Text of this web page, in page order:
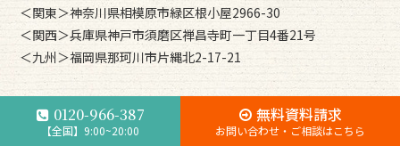
0120-966-387
【全国】9:00~20:00
無料資料請求
お問い合わせ・ご相談はこちら
＜関東＞神奈川県相模原市緑区根小屋2966-30
＜関西＞兵庫県神戸市須磨区禅昌寺町一丁目4番21号
＜九州＞福岡県那珂川市片縄北2-17-21